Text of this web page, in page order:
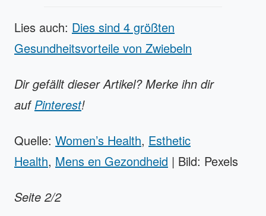
Lies auch: Dies sind 4 größten
Gesundheitsvorteile von Zwiebeln
Dir gefällt dieser Artikel? Merke ihn dir
aufPinterest!
Quelle: Women’s Health, Esthetic
Health, Mens en Gezondheid | Bild: Pexels
Seite 2/2